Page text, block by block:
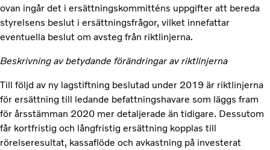
ovan ingår det i ersättningskommitténs uppgifter att bereda
styrelsens beslut i ersättningsfrågor, vilket innefattar
eventuella beslut om avsteg från riktlinjerna.
Beskrivning av betydande förändringar av riktlinjerna
Till följd av ny lagstiftning beslutad under 2019 är riktlinjerna
för ersättning till ledande befattningshavare som läggs fram
för årsstämman 2020 mer detaljerade än tidigare. Dessutom
får kortfristig och långfristig ersättning kopplas till
rörelseresultat, kassaflöde och avkastning på investerat